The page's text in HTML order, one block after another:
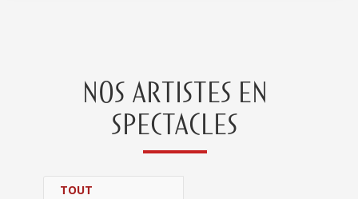
NOS ARTISTES EN
SPECTACLES
TOUT